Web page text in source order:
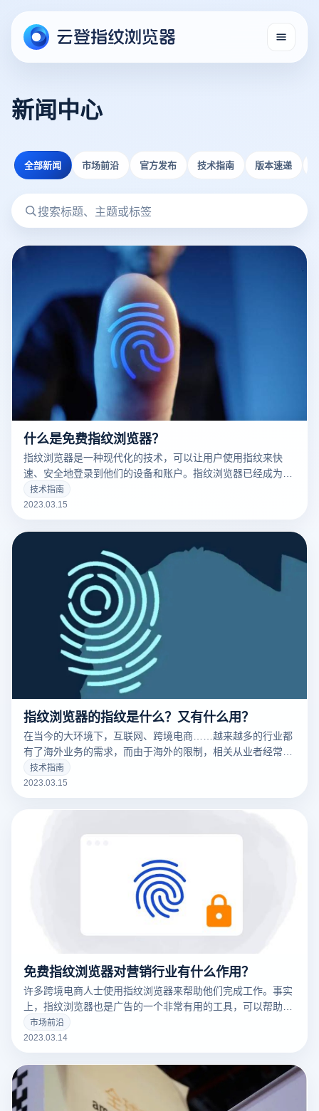
新闻中心
全部新闻 市场前沿 官方发布 技术指南 版本速递
什么是免费指纹浏览器？
指纹浏览器是一种现代化的技术，可以让用户使用指纹来快
速、安全地登录到他们的设备和账户。指纹浏览器已经成为了
现代科技的标志之一，并且越来越多的人开始使用它。
技术指南
2023.03.15
指纹浏览器的指纹是什么？又有什么用？
在当今的大环境下，互联网、跨境电商……越来越多的行业都
有了海外业务的需求，而由于海外的限制，相关从业者经常要
针对不同的工作内容用到不同的IP，这时候便要用到指纹浏览
器。要清楚的了解什么是指纹浏览器之前，我们需要知道什么
很大的不同
技术指南
2023.03.15
免费指纹浏览器对营销行业有什么作用？
许多跨境电商人士使用指纹浏览器来帮助他们完成工作。事实
上，指纹浏览器也是广告的一个非常有用的工具，可以帮助广
告营销人员解决许多问题。
市场前沿
2023.03.14